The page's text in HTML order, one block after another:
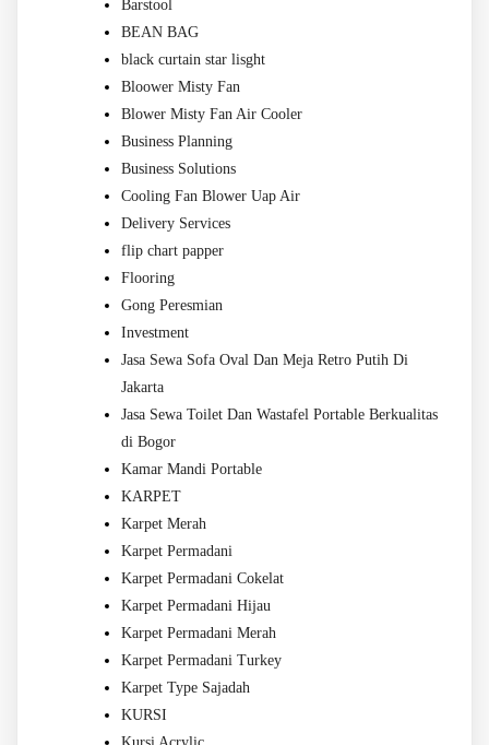
Barstool
BEAN BAG
black curtain star lisght
Bloower Misty Fan
Blower Misty Fan Air Cooler
Business Planning
Business Solutions
Cooling Fan Blower Uap Air
Delivery Services
flip chart papper
Flooring
Gong Peresmian
Investment
Jasa Sewa Sofa Oval Dan Meja Retro Putih Di
Jakarta
Jasa Sewa Toilet Dan Wastafel Portable Berkualitas
di Bogor
Kamar Mandi Portable
KARPET
Karpet Merah
Karpet Permadani
Karpet Permadani Cokelat
Karpet Permadani Hijau
Karpet Permadani Merah
Karpet Permadani Turkey
Karpet Type Sajadah
KURSI